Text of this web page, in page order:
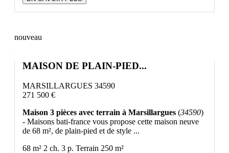
nouveau
MAISON DE PLAIN-PIED...
MARSILLARGUES 34590
271 500 €
Maison 3 pièces avec terrain à Marsillargues (34590)
- Maisons bati-france vous propose cette maison neuve
de 68 m², de plain-pied et de style ...
68 m² 2 ch. 3 p. Terrain 250 m²